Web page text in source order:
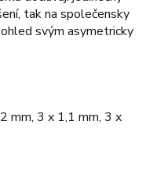
tak na společensky
svým asymetricky
mm, 3 x 1,1 mm, 3 x